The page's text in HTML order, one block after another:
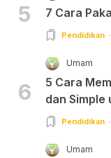
5 7 Cara
Pendidikan
6
Umam
5 Cara
dan Simple
Pendidikan
Umam